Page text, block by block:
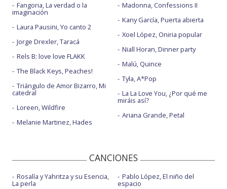
Fangoria, La verdad o la
imaginación
Laura Pausini, Yo canto 2
Jorge Drexler, Taracá
Rels B: love love FLAKK
The Black Keys, Peaches!
Triángulo de Amor Bizarro, Mi
catedral
Loreen, Wildfire
Melanie Martinez, Hades
Madonna, Confessions II
Kany García, Puerta abierta
Xoel López, Oniria popular
Niall Horan, Dinner party
Malú, Quince
Tyla, A*Pop
La La Love You, ¿Por qué me
miráis así?
Ariana Grande, Petal
CANCIONES
Rosalía y Yahritza y su Esencia,
La perla
Pablo López, El niño del
espacio